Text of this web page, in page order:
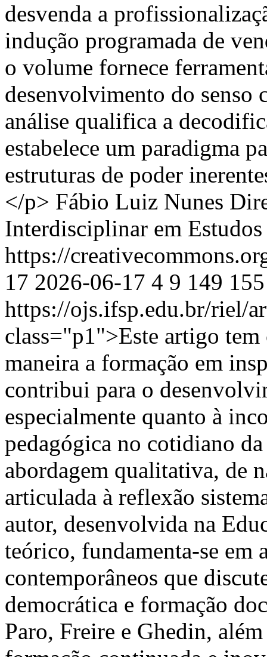
desvenda a
indução programada de
o volume fornece
desenvolvimento do
análise qualifica a
estabelece um paradigma
estruturas de poder
</p> Fábio Luiz Nunes
Interdisciplinar em
https://
17 2026-06-17 4 9 149 155
https://ojs.ifsp.edu.br/riel/
class="p1">Este artigo
maneira a formação em
contribui para o
especialmente quanto à
pedagógica no cotidiano
abordagem qualitativa, de
articulada à reflexão
autor, desenvolvida na
teórico, fundamenta-se em
contemporâneos que
democrática e formação
Paro, Freire e Ghedin,